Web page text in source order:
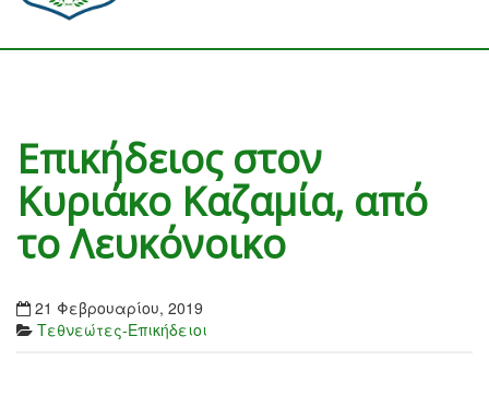
Επικήδειος στον
Κυριάκο Καζαμία, από
το Λευκόνοικο
21 Φεβρουαρίου, 2019
Τεθνεώτες-Επικήδειοι